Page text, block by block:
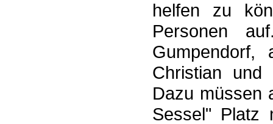
helfen zu
Personen
Gumpendorf,
Christian und
Dazu müssen
Sessel" Platz